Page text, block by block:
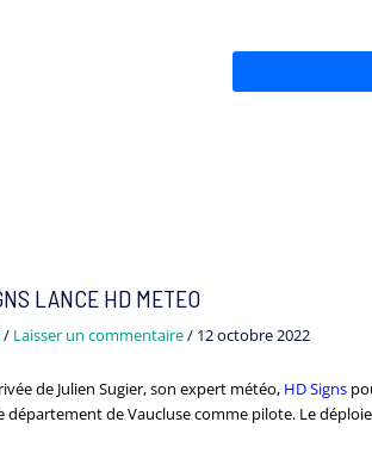
LANCE HD METEO
/ Laisser un commentaire/ 12 octobre 2022
de Julien Sugier, son expert météo, HD Signs
département de Vaucluse comme pilote. Le